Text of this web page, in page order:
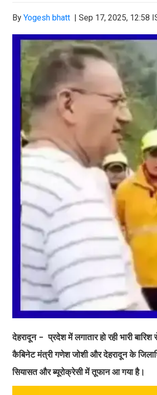
By Yogesh bhatt | Sep 17, 2025, 12:58
देहरादून - प्रदेश में लगातार हो रही भारी
कैबिनेट मंत्री गणेश जोशी और देहरादून के
सियासत और ब्यूरोक्रेसी में तूफान आ गया है।